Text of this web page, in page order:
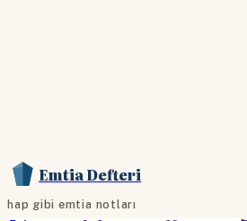
Emtia Defteri
hap gibi emtia notları